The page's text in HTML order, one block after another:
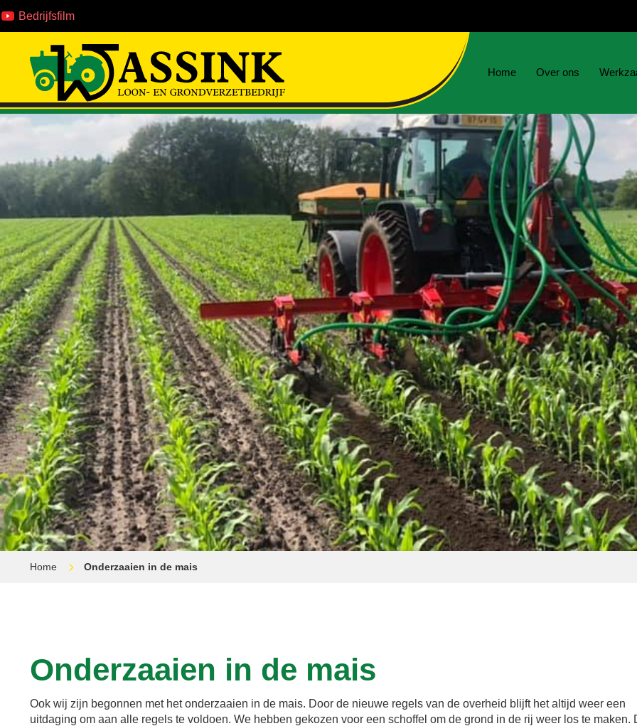
Bedrijfsfilm
Home Over ons
Home Onderzaaien in de mais
Onderzaaien in de mais
Ook wij zijn begonnen met het onderzaaien in de mais. Door de nieuwe regels van de overheid blijft het altijd weer een
uitdaging om aan alle regels te voldoen. We hebben gekozen voor een schoffel om de grond in de rij weer los te maken.